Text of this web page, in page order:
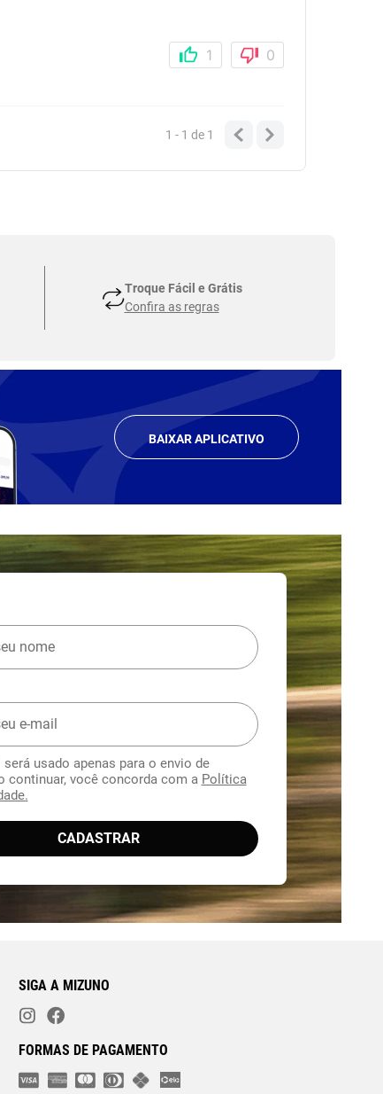
1 0
1 - 1de 1
Troque Fácil e Grátis
Confira as regras
BAIXAR APLICATIVO
será usado apenas para o envio de
continuar, você concorda com a Política
CADASTRAR
SIGA A MIZUNO
FORMAS DE PAGAMENTO